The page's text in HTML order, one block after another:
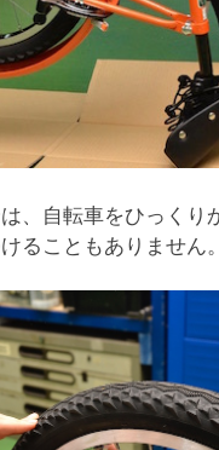
、自転車をひっく
ることもありません。